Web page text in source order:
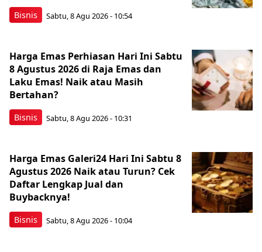
Bisnis Sabtu, 8 Agu 2026 - 10:54
Bisnis
Harga Emas Perhiasan Hari Ini Sabtu
8 Agustus 2026 di Raja Emas dan
Laku Emas! Naik atau Masih
Bertahan?
Sabtu, 8 Agu 2026 - 10:31
Bisnis
Harga Emas Galeri24 Hari Ini Sabtu 8
Agustus 2026 Naik atau Turun? Cek
Daftar Lengkap Jual dan
Buybacknya!
Sabtu, 8 Agu 2026 - 10:04